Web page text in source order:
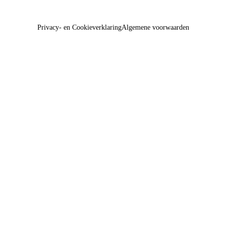
Privacy- en CookieverklaringAlgemene voorwaarden